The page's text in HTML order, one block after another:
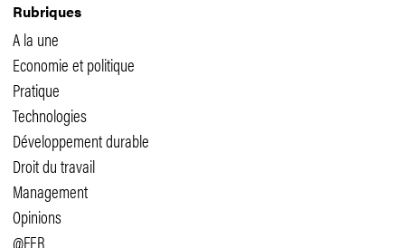
Rubriques
A la une
Economie et politique
Pratique
Technologies
Développement durable
Droit du travail
Management
Opinions
@FER